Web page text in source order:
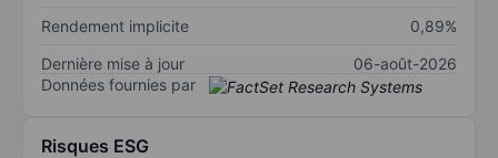
Rendement implicite
0,89%
Dernière mise à jour
06-août-2026
Données fournies par
Risques ESG